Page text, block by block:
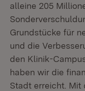
alleine 205
Grundstücke für
und die
den Klinik-
haben wir die
Stadt erreicht. Mit